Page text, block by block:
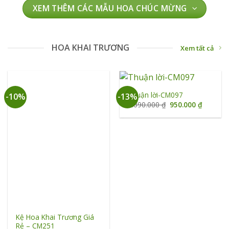
XEM THÊM CÁC MẪU HOA CHÚC MỪNG
HOA KHAI TRƯƠNG Xem tất cả
-10%
Kệ Hoa Khai Trương Giá
Rẻ – CM251
-13%Thuận lời-CM097
1.090.000₫ Giá
gốc
là:
950.000₫Giá
tại